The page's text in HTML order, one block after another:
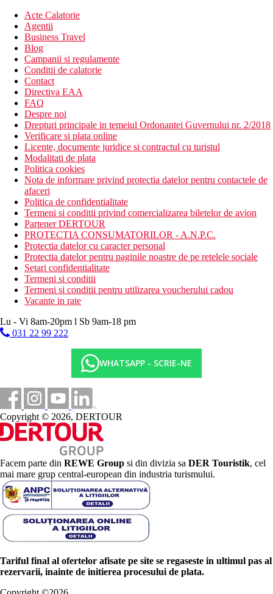
Acte Calatorie
Agentii
Business Travel
Blog
Campanii si regulamente
Conditii de calatorie
Contact
Directiva EAA
FAQ
Despre noi
Drepturi principale in temeiul Ordonantei Guvernului nr. 2/2018
Verificare si plata online
Licente, documente juridice si contractul cu turistul
Modalitati de plata
Politica cookies
Nota de informare privind protectia datelor pentru contactele de
afaceri
Politica de confidentialitate
Termeni si conditii privind comercializarea biletelor de avion
Partener DERTOUR
PROTECTIA CONSUMATORILOR - A.N.P.C.
Protectia datelor cu caracter personal
Protectia datelor pentru paginile noastre de pe retelele sociale
Setari confidentialitate
Termeni si conditii
Termeni si conditii pentru utilizarea voucherului cadou
Vacante in rate
Lu - Vi 8am-20pm l Sb 9am-18 pm
031 22 99 222
WHATSAPP - SCRIE-NE
Copyright © 2026, DERTOUR
Facem parte din REWE Group si din divizia sa DER Touristik, cel
mai mare grup central-european din industria turismului.
Tariful final al ofertelor afisate pe site se regaseste in ultimul pas al
rezervarii, inainte de initierea procesului de plata.